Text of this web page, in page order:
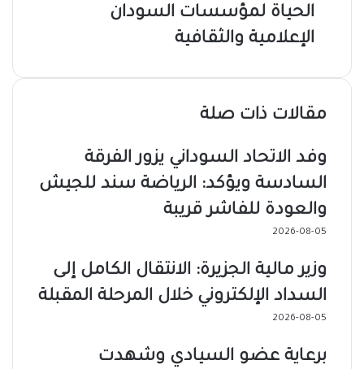
الحياة لمؤسسات السودان
الإعلامية والثقافية
مقالات ذات صلة
وفد الاتحاد السوداني يزور الفرقة
السادسة ويؤكد: الرياضة سند للجيش
والعودة للفاشر قريبة
2026-08-05
وزير مالية الجزيرة: الانتقال الكامل إلى
السداد الإلكتروني خلال المرحلة المقبلة
2026-08-05
برعاية عضو السيادي وشهدت